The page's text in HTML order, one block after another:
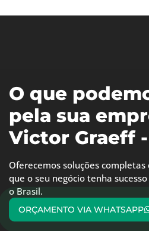
O que
pela sua
Victor Graeff -
Oferecemos soluções
que o seu negócio tenha
o Brasil.
ORÇAMENTO VIA WHATSAPP